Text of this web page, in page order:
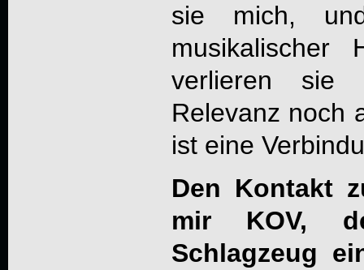
sie mich,
musikalischer
verlieren
Relevanz noch
ist eine
Den Kontakt
mir KOV,
Schlagzeug